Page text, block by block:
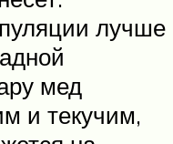
лучше
мед
и текучим,